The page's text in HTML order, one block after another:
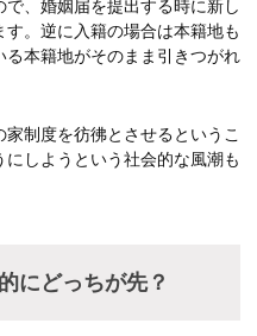
、婚姻届を提出する時に新し
。逆に入籍の場合は本籍地も
本籍地がそのまま引きつがれ
制度を彷彿とさせるというこ
しようという社会的な風潮も
にどっちが先？